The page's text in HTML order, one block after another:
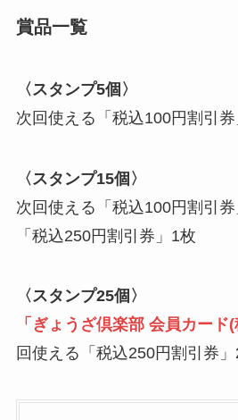
賞品⼀覧
〈スタンプ5個〉
次回使える「税込100円割引
〈スタンプ15個〉
次回使える「税込100円割引
「税込250円割引券」1枚
〈スタンプ25個〉
「ぎょうざ倶楽部 会員カード(
回使える「税込250円割引券